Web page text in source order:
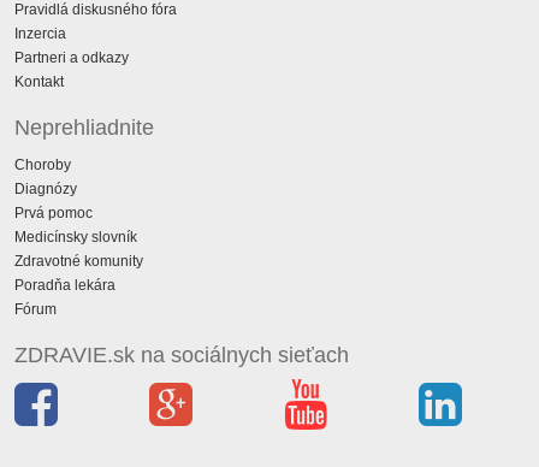
Pravidlá diskusného fóra
Inzercia
Partneri a odkazy
Kontakt
Neprehliadnite
Choroby
Diagnózy
Prvá pomoc
Medicínsky slovník
Zdravotné komunity
Poradňa lekára
Fórum
ZDRAVIE.sk na sociálnych sieťach